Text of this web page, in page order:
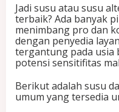
a
h
u
n
Jadi susu atau susu
terbaik? Ada banyak
menimbang pro dan
dengan penyedia
tergantung pada usia
potensi sensitifitas
Berikut adalah susu
umum yang tersedia